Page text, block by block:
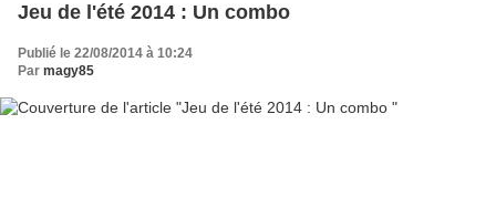
Jeu de l'été 2014 : Un combo
Publié le 22/08/2014 à 10:24
Par magy85